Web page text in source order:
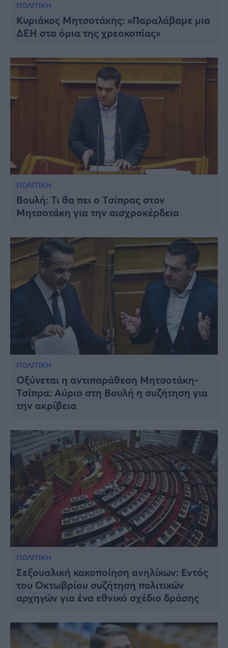
ΠΟΛΙΤΙΚΗ
Κυριάκος Μητσοτάκης: «Παραλάβαμε μια
ΔΕΗ στα όρια της χρεοκοπίας»
ΠΟΛΙΤΙΚΗ
Βουλή: Τι θα πει ο Τσίπρας στον
Μητσοτάκη για την αισχροκέρδεια
ΠΟΛΙΤΙΚΗ
Οξύνεται η αντιπαράθεση Μητσοτάκη-
Τσίπρα: Αύριο στη Βουλή η συζήτηση για
την ακρίβεια
ΠΟΛΙΤΙΚΗ
Σεξουαλική κακοποίηση ανηλίκων: Εντός
του Οκτωβρίου συζήτηση πολιτικών
αρχηγών για ένα εθνικό σχέδιο δράσης